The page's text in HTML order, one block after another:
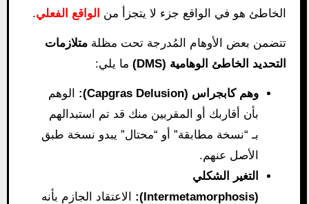
الخاطئ هو في الواقع جزء لا يتجزأ من الواقع الفعلي.
تتضمن بعض الأوهام المُدرجة تحت مظلة متلازمات
التحديد الخاطئ الوهامية (DMS)
ما يلي:
وهم كابجراس (Capgras Delusion):
الوهم
بأن أقاربك أو المقربين منك قد تم استبدالهم
بـ “نسخة مطابقة” أو “محتال” يبدو نسخة طبق
الأصل عنهم.
التغير الشكلي
(Intermetamorphosis):
الاعتقاد الجازم بأنه